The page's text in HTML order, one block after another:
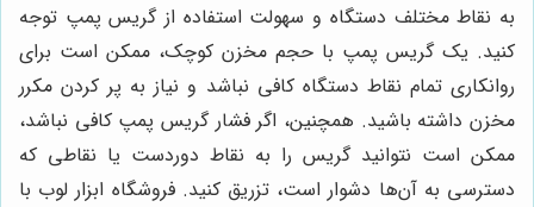
به نقاط مختلف دستگاه و سهولت استفاده از گریس پمپ توجه
کنید. یک گریس پمپ با حجم مخزن کوچک، ممکن است برای
روانکاری تمام نقاط دستگاه کافی نباشد و نیاز به پر کردن مکرر
مخزن داشته باشید. همچنین، اگر فشار گریس پمپ کافی نباشد،
ممکن است نتوانید گریس را به نقاط دوردست یا نقاطی که
دسترسی به آن‌ها دشوار است، تزریق کنید. فروشگاه ابزار لوب با